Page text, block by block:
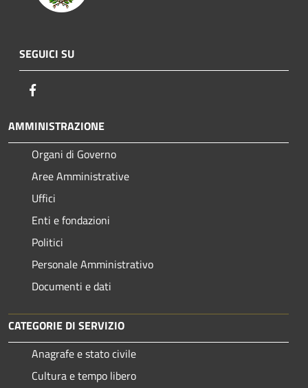
SEGUICI SU
AMMINISTRAZIONE
Organi di Governo
Aree Amministrative
Uffici
Enti e fondazioni
Politici
Personale Amministrativo
Documenti e dati
CATEGORIE DI SERVIZIO
Anagrafe e stato civile
Cultura e tempo libero